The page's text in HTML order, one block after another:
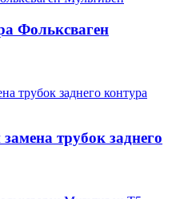
Фольксваген
трубок заднего